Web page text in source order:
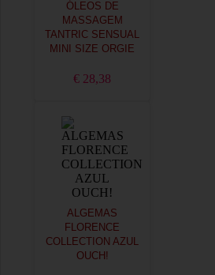
ÓLEOS DE
MASSAGEM
TANTRIC SENSUAL
MINI SIZE ORGIE
€ 28,38
ALGEMAS
FLORENCE
COLLECTION AZUL
OUCH!